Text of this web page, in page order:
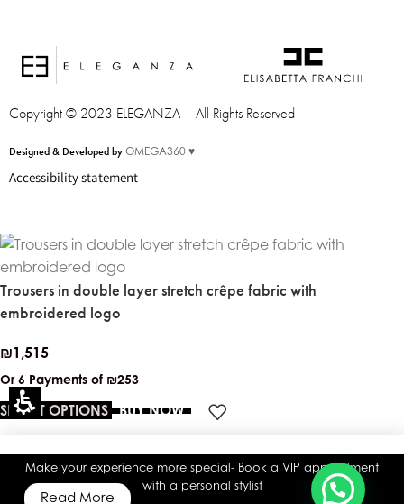
Copyright © 2023 ELEGANZA – All Rights Reserved
Designed & Developed by OMEGA360 ♥
Accessibility statement
Trousers in double layer stretch crêpe fabric with
embroidered logo
₪1,515
Or 6 Payments of ₪253
SELECT OPTIONS BUY NOW
, ברוכה הבאה ל-ELEGANZA -
ELISABETTA FRANCHI
have
reached
Make your experience more special- Book a VIP appointment
with a personal stylist
Read More